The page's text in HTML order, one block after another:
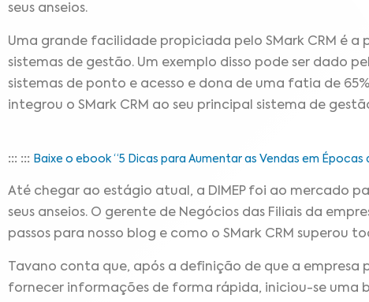
seus anseios.
Uma grande facilidade propiciada pelo SMark CRM é
sistemas de gestão. Um exemplo disso pode ser dado
sistemas de ponto e acesso e dona de uma fatia de
integrou o SMark CRM ao seu principal sistema de
::: ::: Baixe o ebook “5 Dicas para Aumentar as Vendas em Épocas
Até chegar ao estágio atual, a DIMEP foi ao mercado
seus anseios. O gerente de Negócios das Filiais da
passos para nosso blog e como o SMark CRM superou
Tavano conta que, após a definição de que a empresa
fornecer informações de forma rápida, iniciou-se uma